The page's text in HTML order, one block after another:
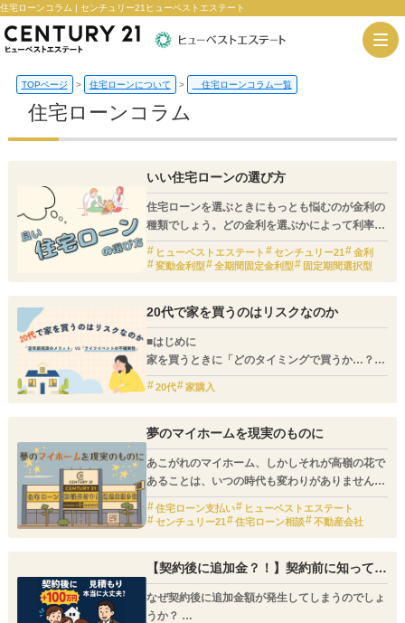
住宅ローンコラム | センチュリー21ヒューベストエステート
TOPページ > 住宅ローンについて > 住宅ローンコラム一覧
住宅ローンコラム
いい住宅ローンの選び方
住宅ローンを選ぶときにもっとも悩むのが金利の
種類でしょう。どの金利を選ぶかによって利率自
体も変わってきますし、今後の将来リスクも変わ
ってくるからです。
説していきます。
ヒューベストエステート センチュリー21
金利
変動金利型
全期間固定金利型 固定期間選択型
20代で家を買うのはリスクなのか
■はじめに
家を買うときに「どのタイミングで買うか…？」
と迷う方は多いでしょう。
特に、20代で家を買うことについては、メリット
20代 家購入
夢のマイホームを現実のものに
あこがれのマイホーム、しかしそれが高嶺の花で
あることは、いつの時代も変わりがありません。
そんなマイホームを実現させるために、多くの人
むしろ、住宅ローンがあるからこそ、“理想の棲
み家”が現実のものとなると言っても良いでしょ
う。
住宅ローン支払い
ヒューベストエステート
センチュリー21
住宅ローン相談 不動産会社
【契約後に追加金？！】契約前に知ってお
くべき追加料金とは
なぜ契約後に追加金額が発生してしまうのでしょ
うか？